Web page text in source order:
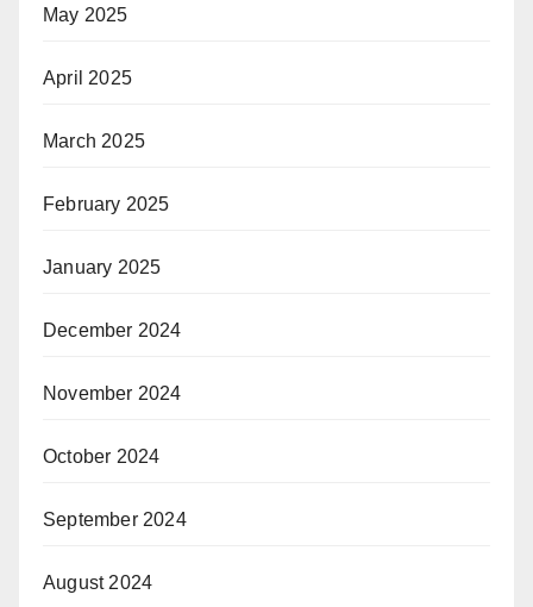
May 2025
April 2025
March 2025
February 2025
January 2025
December 2024
November 2024
October 2024
September 2024
August 2024